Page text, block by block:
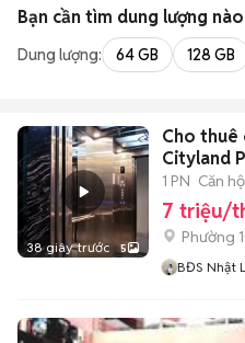
Bạn cần tìm dung lượng
Dung lượng: 64 GB 128 GB
38 giây trước 5
Cho thuê
Cityland
1 PN Căn
7 triệu/
Phường
BĐS Nhật